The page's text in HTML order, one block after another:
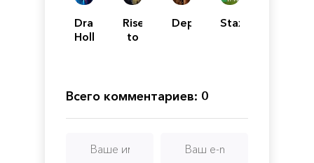
Drake
Hollow
Rise
to
DepravedStaxel
Всего комментариев: 0